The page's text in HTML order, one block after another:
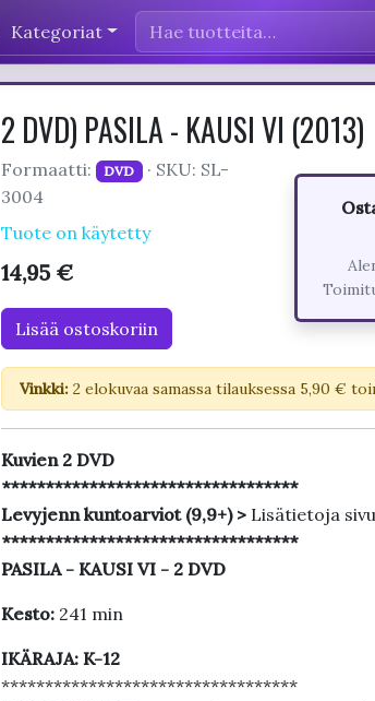
Kategoriat
2 DVD) PASILA - KAUSI VI (2013)
Formaatti: DVD
· SKU: SL-
3004
Tuote on käytetty
14,95 €
Lisää ostoskoriin
Vinkki:2 elokuvaa samassa tilauksessa 5,90 €
Kuvien 2 DVD
**********************************
Levyjenn kuntoarviot (9,9+) > Lisätietoja
**********************************
PASILA - KAUSI VI - 2 DVD
Kesto:241 min
IKÄRAJA: K-12
**********************************